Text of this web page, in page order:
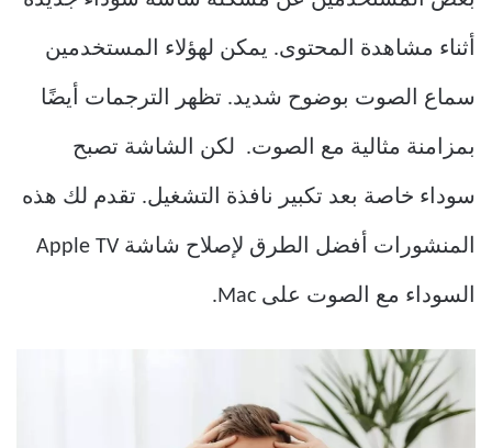
أثناء مشاهدة المحتوى. يمكن لهؤلاء المستخدمين
سماع الصوت بوضوح شديد. تظهر الترجمات أيضًا
بمزامنة مثالية مع الصوت. لكن الشاشة تصبح
سوداء خاصة بعد تكبير نافذة التشغيل. تقدم لك هذه
المنشورات أفضل الطرق لإصلاح شاشة Apple TV
السوداء مع الصوت على Mac.